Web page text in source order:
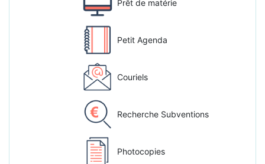
Prêt de matérie
Petit Agenda
Couriels
Recherche Subventions
Photocopies